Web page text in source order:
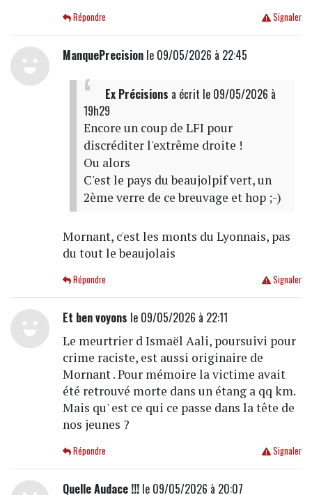
Signaler
Répondre
ManquePrecisionle 09/05/2026 à 22:45
Ex Précisions a écrit le 09/05/2026 à
19h29
Encore un coup de LFI pour
discréditer l'extrême droite !
Ou alors
C'est le pays du beaujolpif vert, un
2ème verre de ce breuvage et hop ;-)
Mornant, c'est les monts du Lyonnais, pas
du tout le beaujolais
Signaler
Répondre
Et ben voyons le 09/05/2026 à 22:11
Le meurtrier d Ismaël Aali, poursuivi pour
crime raciste, est aussi originaire de
Mornant . Pour mémoire la victime avait
été retrouvé morte dans un étang a qq km.
Mais qu' est ce qui ce passe dans la tête de
nos jeunes ?
Signaler
Répondre
Quelle Audace !!!le 09/05/2026 à 20:07